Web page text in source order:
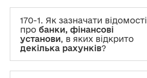
170-1. Як зазначати відомості
про банки, фінансові
установи, в яких відкрито
декілька рахунків?